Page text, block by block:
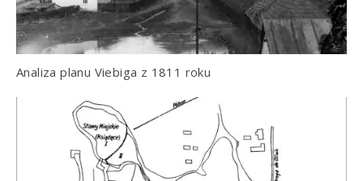
Analiza planu Viebiga z 1811 roku